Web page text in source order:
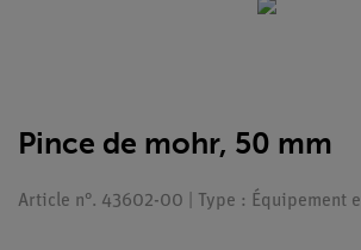
Pince de mohr, 50 mm
Article n°. 43602-00 | Type : Équipement